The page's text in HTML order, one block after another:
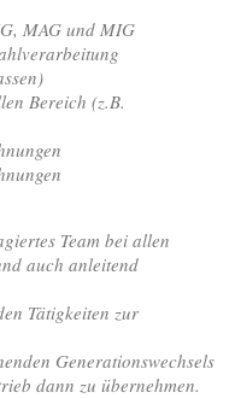
MAG und MIG
Bereich (z.B.
Team bei allen
auch anleitend
Tätigkeiten zur
Generationswechsels
dann zu übernehmen.